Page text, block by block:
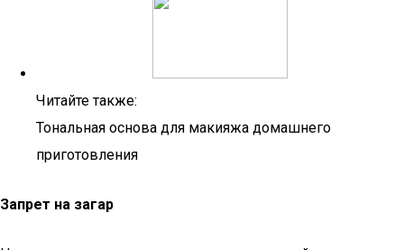
Читайте также:
Тональная основа для макияжа домашнего
приготовления
Запрет на загар